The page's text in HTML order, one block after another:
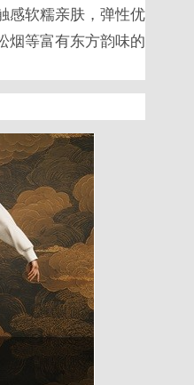
感软糯亲肤，弹性优
烟等富有东方韵味的